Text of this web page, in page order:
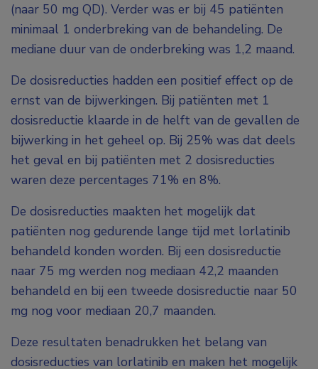
(naar 50 mg QD). Verder was er bij 45 patiënten
minimaal 1 onderbreking van de behandeling. De
mediane duur van de onderbreking was 1,2 maand.
De dosisreducties hadden een positief effect op de
ernst van de bijwerkingen. Bij patiënten met 1
dosisreductie klaarde in de helft van de gevallen de
bijwerking in het geheel op. Bij 25% was dat deels
het geval en bij patiënten met 2 dosisreducties
waren deze percentages 71% en 8%.
De dosisreducties maakten het mogelijk dat
patiënten nog gedurende lange tijd met lorlatinib
behandeld konden worden. Bij een dosisreductie
naar 75 mg werden nog mediaan 42,2 maanden
behandeld en bij een tweede dosisreductie naar 50
mg nog voor mediaan 20,7 maanden.
Deze resultaten benadrukken het belang van
dosisreducties van lorlatinib en maken het mogelijk